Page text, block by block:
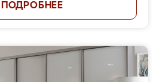
ПОДРОБНЕЕ